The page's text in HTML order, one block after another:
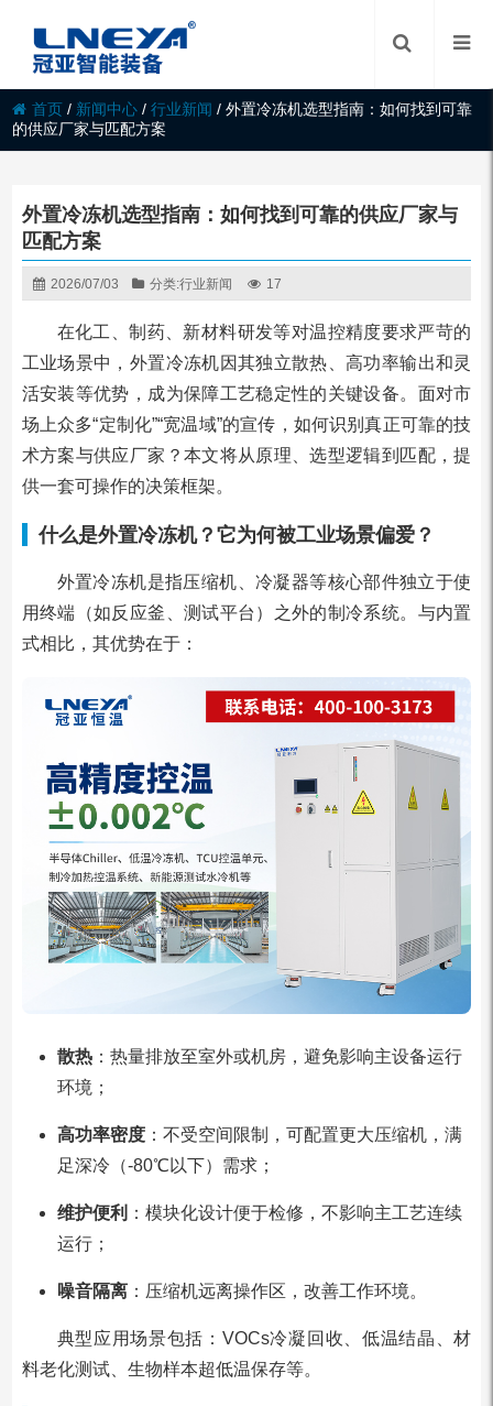
首页 / 新闻中心 /行业新闻 /外置冷冻机选型指南：如何找到可靠
的供应厂家与匹配方案
外置冷冻机选型指南：如何找到可靠的供应厂家与
匹配方案
2026/07/03 分类:行业新闻 17
在化工、制药、新材料研发等对温控精度要求严苛的
工业场景中，外置冷冻机因其独立散热、高功率输出和灵
活安装等优势，成为保障工艺稳定性的关键设备。面对市
场上众多“定制化”“宽温域”的宣传，如何识别真正可靠的技
术方案与供应厂家？本文将从原理、选型逻辑到匹配，提
供一套可操作的决策框架。
什么是外置冷冻机？它为何被工业场景偏爱？
外置冷冻机是指压缩机、冷凝器等核心部件独立于使
用终端（如反应釜、测试平台）之外的制冷系统。与内置
式相比，其优势在于：
散热：热量排放至室外或机房，避免影响主设备运行
环境；
高功率密度：不受空间限制，可配置更大压缩机，满
足深冷（-80℃以下）需求；
维护便利 ：模块化设计便于检修，不影响主工艺连续
运行；
噪音隔离：压缩机远离操作区，改善工作环境。
典型应用场景包括：VOCs冷凝回收、低温结晶、材
料老化测试、生物样本超低温保存等。